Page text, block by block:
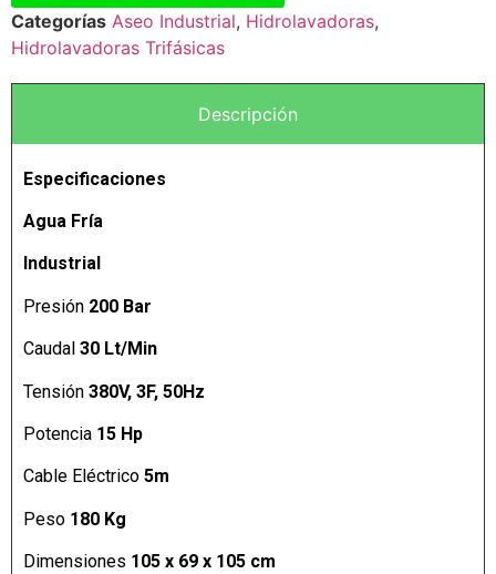
Categorías Aseo Industrial, Hidrolavadoras,
Hidrolavadoras Trifásicas
Descripción
Especificaciones
Agua Fría
Industrial
Presión 200 Bar
Caudal 30 Lt/Min
Tensión 380V, 3F, 50Hz
Potencia 15 Hp
Cable Eléctrico 5m
Peso 180 Kg
Dimensiones 105 x 69 x 105 cm